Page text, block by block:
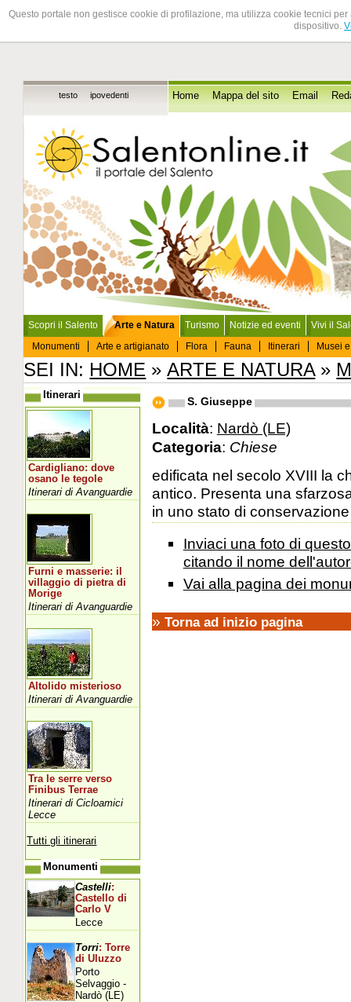
Questo portale non gestisce cookie di profilazione, ma utilizza cookie tecnici
dispositivo.
testo ipovedenti Home Mappa del sito Email
Scopri il Salento
Arte e Natura
Monumenti
Arte e artigianato Flora Fauna Itinerari Musei
Turismo Notizie ed eventi Vivi il
SEI IN: HOME »ARTE E NATURA»
S. Giuseppe
Località: Nardò (LE)
Categoria: Chiese
edificata nel secolo XVIII la
antico. Presenta una
in uno stato di
Inviaci una foto di
citando il nome
Vai alla pagina dei
» Torna ad inizio pagina
Itinerari
Cardigliano: dove
osano le tegole
Itinerari di Avanguardie
Furni e masserie: il
villaggio di pietra di
Morige
Itinerari di Avanguardie
Altolido misterioso
Itinerari di Avanguardie
Tra le serre verso
Finibus Terrae
Itinerari di Cicloamici
Lecce
Tutti gli itinerari
Monumenti
Castelli:
Castello di
Carlo V
Lecce
Torri: Torre
di Uluzzo
Porto
Selvaggio -
Nardò (LE)